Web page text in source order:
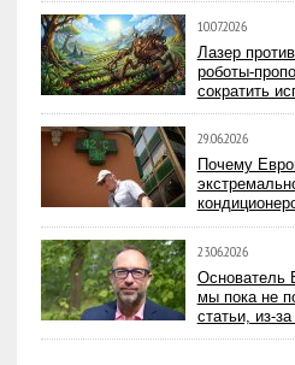
10.07.2026
Лазер
роботы-
сократить
29.06.2026
Почему
23.06.2026
Основатель
мы пока не
статьи, из-